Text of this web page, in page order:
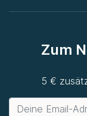
Zum
5 €